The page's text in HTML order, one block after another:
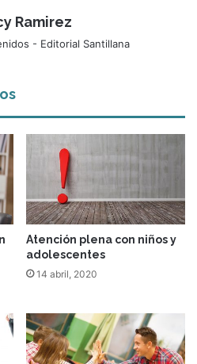
Ramirez
- Editorial Santillana
Atención plena con niños y
adolescentes
14 abril, 2020